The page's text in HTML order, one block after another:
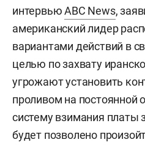
интервьюABC News,
американский лидер
вариантами действий в
целью по захвату
угрожают установить
проливом на постоянной
систему взимания платы
будет позволено